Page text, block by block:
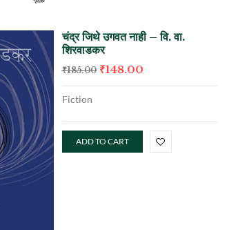
चंद्र जिथे उगवत नाही – वि. वा.
शिरवाडकर
₹185.00 ₹148.00
Fiction
ADD TO CART